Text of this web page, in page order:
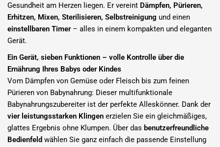
Gesundheit am Herzen liegen. Er vereint Dämpfen, Pürieren,
Erhitzen, Mixen, Sterilisieren, Selbstreinigung und einen
einstellbaren Timer– alles in einem kompakten und eleganten
Gerät.
Ein Gerät, sieben Funktionen – volle Kontrolle über die
Ernährung Ihres Babys oder Kindes
Vom Dämpfen von Gemüse oder Fleisch bis zum feinen
Pürieren von Babynahrung: Dieser multifunktionale
Babynahrungszubereiter ist der perfekte Alleskönner. Dank der
vier leistungsstarken Klingen erzielen Sie ein gleichmäßiges,
glattes Ergebnis ohne Klumpen. Über das benutzerfreundliche
Bedienfeld wählen Sie ganz einfach die passende Einstellung